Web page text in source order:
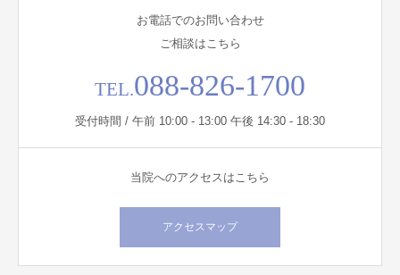
お電話でのお問い合わせ
ご相談はこちら
TEL.088-826-1700
受付時間 / 午前 10:00 - 13:00 午後 14:30 - 18:30
当院へのアクセスはこちら
アクセスマップ